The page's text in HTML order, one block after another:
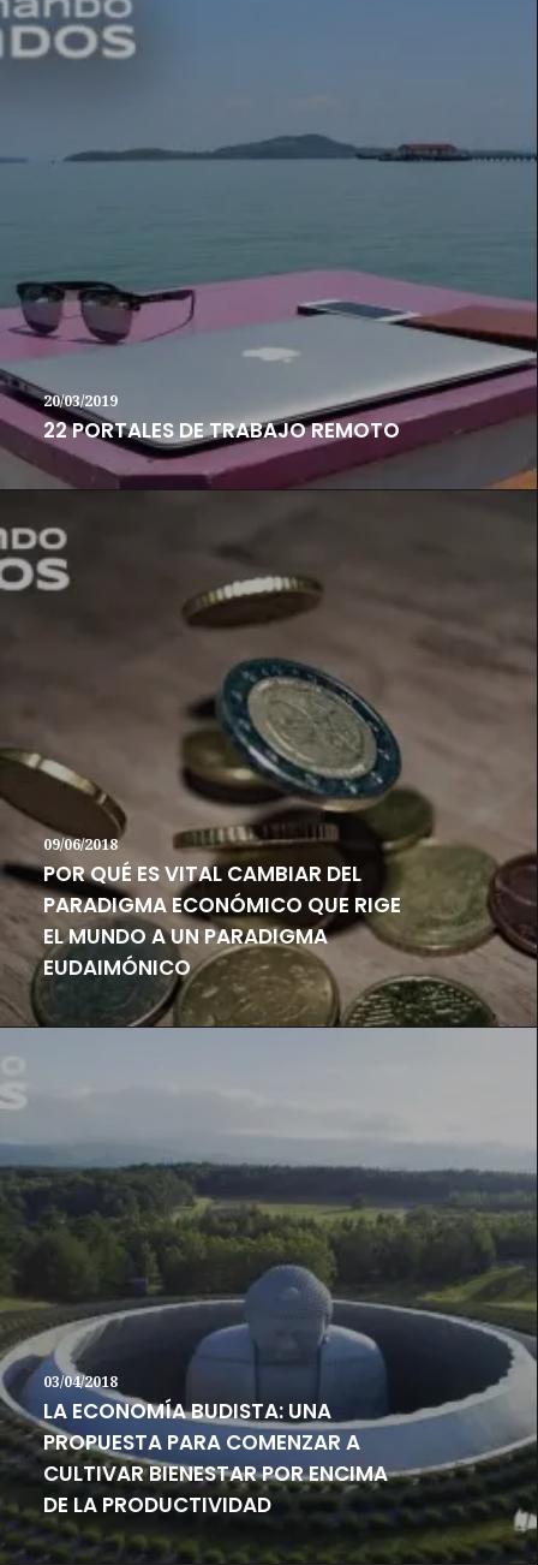
20/03/2019
22 PORTALES DE TRABAJO REMOTO
09/06/2018
POR QUÉ ES VITAL CAMBIAR DEL
PARADIGMA ECONÓMICO QUE RIGE
EL MUNDO A UN PARADIGMA
EUDAIMÓNICO
03/04/2018
LA ECONOMÍA BUDISTA: UNA
PROPUESTA PARA COMENZAR A
CULTIVAR BIENESTAR POR ENCIMA
DE LA PRODUCTIVIDAD